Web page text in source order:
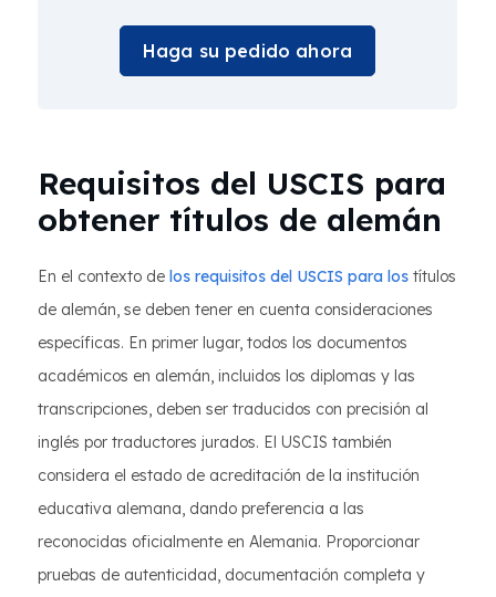
Haga su pedido ahora
Requisitos del USCIS para
obtener títulos de alemán
En el contexto de los requisitos del USCIS para los títulos
de alemán, se deben tener en cuenta consideraciones
específicas. En primer lugar, todos los documentos
académicos en alemán, incluidos los diplomas y las
transcripciones, deben ser traducidos con precisión al
inglés por traductores jurados. El USCIS también
considera el estado de acreditación de la institución
educativa alemana, dando preferencia a las
reconocidas oficialmente en Alemania. Proporcionar
pruebas de autenticidad, documentación completa y